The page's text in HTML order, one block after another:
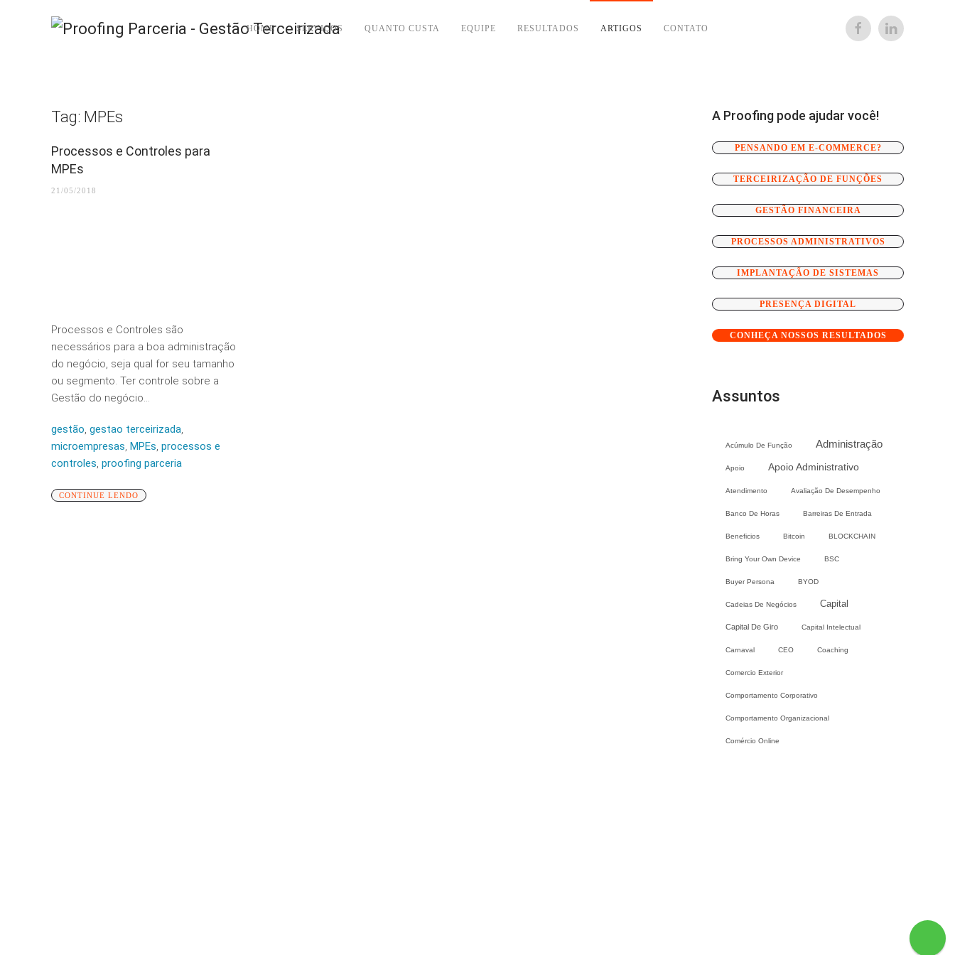
HOME SERVIÇOS QUANTO CUSTA EQUIPE RESULTADOS ARTIGOS CONTATO
Tag: MPEs
Processos e Controles para
MPEs
21/05/2018
Processos e Controles são
necessários para a boa administração
do negócio, seja qual for seu tamanho
ou segmento. Ter controle sobre a
Gestão do negócio...
gestão, gestao terceirizada,
microempresas, MPEs, processos e
controles, proofing parceria
CONTINUE LENDO
A Proofing pode ajudar você!
PENSANDO EM E-COMMERCE?
TERCEIRIZAÇÃO DE FUNÇÕES
GESTÃO FINANCEIRA
PROCESSOS ADMINISTRATIVOS
IMPLANTAÇÃO DE SISTEMAS
PRESENÇA DIGITAL
CONHEÇA NOSSOS RESULTADOS
Assuntos
Acúmulo De Função Administração
Apoio Apoio Administrativo
Atendimento Avaliação De Desempenho
Banco De Horas Barreiras De Entrada
Beneficios Bitcoin BLOCKCHAIN
Bring Your Own Device BSC
Buyer Persona BYOD
Cadeias De Negócios Capital
Capital De Giro Capital Intelectual
Carnaval CEO Coaching
Comercio Exterior
Comportamento Corporativo
Comportamento Organizacional
Comércio Online